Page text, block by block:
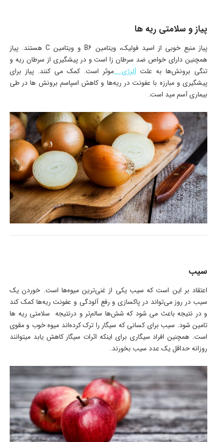
پیاز و سلامتی ریه ها
پیاز منبع خوبی از اسید فولیک، ویتامین B6 و ویتامین C هستند. پیاز
همچنین دارای خواص ضد سرطان زا است و در پیشگیری از سرطان ریه و
تنگی برونش‌ها به علتآلرژیموثر است. کمک می کنند. پیاز برای
پیشگیری و مبارزه با عفونت در ریه‌ها و کاهش اسپاسم برونش ها در طی
بیماری آسم مید است.
سیب
اعتقاد بر این است که سیب یکی از ‌غنی‌ترین میوه‌ها است. خوردن یک
سیب در روز می‌تواند در پاکسازی و رفع آلودگی و عفونت ریه‌ها کمک کند
و در نتیجه باعث می شود که شش‌ها سالم‌تر و درنتیجه سلامتی ریه ها
تامین شود. سیب برای کسانی که سیگار را ترک کرده‌اند میوه خوب و مقوی
است. همچنین افراد سیگاری برای اینکه اثرات سیگار کاهش یابد میتوانند
روزانه حداقل یک عدد سیب بخورند.